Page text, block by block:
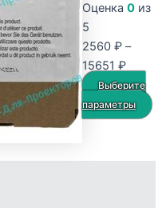
можно
выбрать
на
странице
товара.
Оценка 0 из
5
2560 ₽ –
15651 ₽
цен:
2560
–
Выберите
параметры